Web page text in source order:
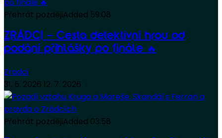
Přehrát pozdějiAdded 59:08
ZRÁDCI – Cesta detektivní hrou od
podání přihlášky po finále 🔥
Zradci
31. 5. 2026 12. 7. 2026
Přehrát pozdějiAdded 03:58